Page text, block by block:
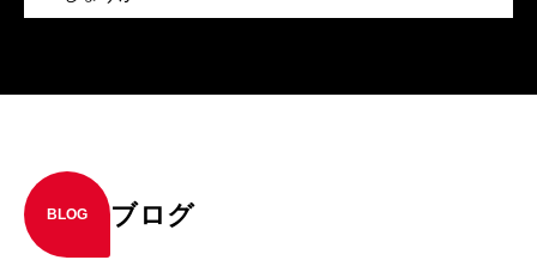
BLOG ブログ